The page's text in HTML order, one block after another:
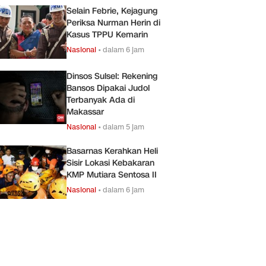
Selain Febrie, Kejagung
Periksa Nurman Herin di
Kasus TPPU Kemarin
Nasional •dalam 6 jam
Dinsos Sulsel: Rekening
Bansos Dipakai Judol
Terbanyak Ada di
Makassar
Nasional •dalam 5 jam
Basarnas Kerahkan Heli
Sisir Lokasi Kebakaran
KMP Mutiara Sentosa II
Nasional •dalam 6 jam